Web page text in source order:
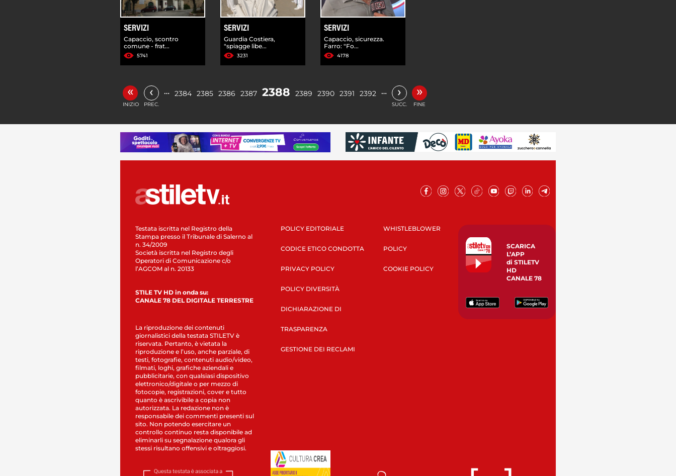
SERVIZI
Capaccio, scontro
comune - frat...
5741
SERVIZI
Guardia Costiera,
"spiagge libe...
3231
SERVIZI
Capaccio, sicurezza.
Farro: "Fo...
4178
«
INIZIO
‹
PREC.
… 2384 2385 2386 2387 2388 2389 2390 2391 2392 … ›
SUCC.
»
FINE
Testata iscritta nel Registro della
Stampa presso il Tribunale di Salerno al
n. 34/2009
Società iscritta nel Registro degli
Operatori di Comunicazione c/o
l’AGCOM al n. 20133
STILE TV HD in onda su:
CANALE 78 DEL DIGITALE TERRESTRE
La riproduzione dei contenuti
giornalistici della testata STILETV è
riservata. Pertanto, è vietata la
riproduzione e l’uso, anche parziale, di
testi, fotografie, contenuti audio/video,
filmati, loghi, grafiche aziendali e
pubblicitarie, con qualsiasi dispositivo
elettronico/digitale o per mezzo di
fotocopie, registrazioni, cover e tutto
quanto è ascrivibile a copia non
autorizzata. La redazione non è
responsabile dei commenti presenti sul
sito. Non potendo esercitare un
controllo continuo resta disponibile ad
eliminarli su segnalazione qualora gli
stessi risultano offensivi e oltraggiosi.
POLICY EDITORIALE
CODICE ETICO CONDOTTA
PRIVACY POLICY
POLICY DIVERSITÀ
DICHIARAZIONE DI
TRASPARENZA
GESTIONE DEI RECLAMI
WHISTLEBLOWER
POLICY
COOKIE POLICY
SCARICA
L’APP
di STILETV
HD
CANALE 78